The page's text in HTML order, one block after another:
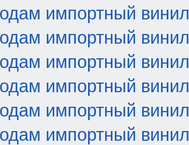
импортный винил
импортный винил
импортный винил
импортный винил
импортный винил
импортный винил